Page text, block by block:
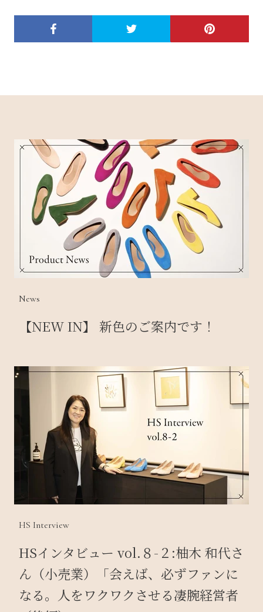
News
【NEW IN】 新色のご案内です！
HS Interview
HSインタビュー vol.８-２:柚木 和代さ
ん（小売業）「会えば、必ずファンに
なる。人をワクワクさせる凄腕経営者